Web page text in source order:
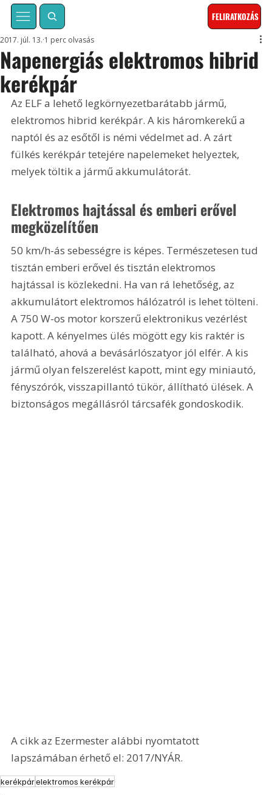
FELIRATKOZÁS
Napenergiás elektromos hibrid
kerékpár
2017. júl. 13. 1 perc olvasás
Az ELF a lehető legkörnyezetbarátabb jármű,
elektromos hibrid kerékpár. A kis háromkerekű a
naptól és az esőtől is némi védelmet ad. A zárt
fülkés kerékpár tetejére napelemeket helyeztek,
melyek töltik a jármű akkumulátorát.
Elektromos hajtással és emberi erővel
megközelítően
50 km/h-ás sebességre is képes. Természetesen tud
tisztán emberi erővel és tisztán elektromos
hajtással is közlekedni. Ha van rá lehetőség, az
akkumulátort elektromos hálózatról is lehet tölteni.
A 750 W-os motor korszerű elektronikus vezérlést
kapott. A kényelmes ülés mögött egy kis raktér is
található, ahová a bevásárlószatyor jól elfér. A kis
jármű olyan felszerelést kapott, mint egy miniautó,
fényszórók, visszapillantó tükör, állítható ülések. A
biztonságos megállásról tárcsafék gondoskodik.
A cikk az Ezermester alábbi nyomtatott
lapszámában érhető el: 2017/NYÁR.
kerékpárelektromos kerékpár